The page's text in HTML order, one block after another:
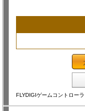
FLYDIGIゲームコントロー